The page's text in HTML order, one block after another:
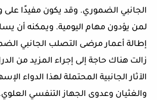
الجانبي الضموري. وقد يكون مفيدًا
لمن يؤدون مهام اليومية. ويمكنه أن
إطالة أعمار مرضى التصلب الجانبي
زالت هناك حاجة إلى إجراء المزيد من
الآثار الجانبية المحتملة لهذا الدواء
والغثيان وعدوى الجهاز التنفسي